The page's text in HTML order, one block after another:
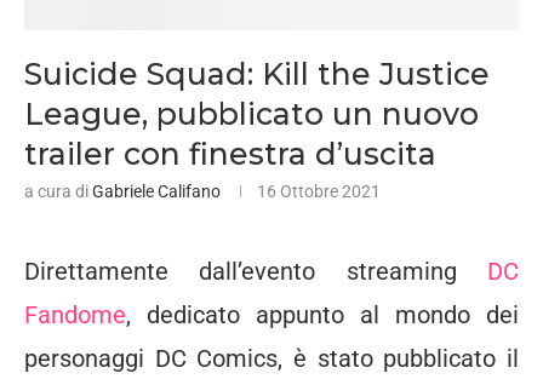
Suicide Squad: Kill the Justice
League, pubblicato un nuovo
trailer con finestra d’uscita
a cura diGabriele Califano 16 Ottobre 2021
Direttamente dall’evento streaming DC
Fandome, dedicato appunto al mondo dei
personaggi DC Comics, è stato pubblicato il